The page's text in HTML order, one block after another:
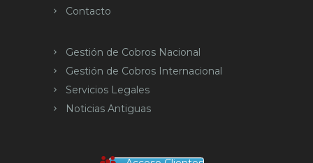
Contacto
Gestión de Cobros Nacional
Gestión de Cobros Internacional
Servicios Legales
Noticias Antiguas